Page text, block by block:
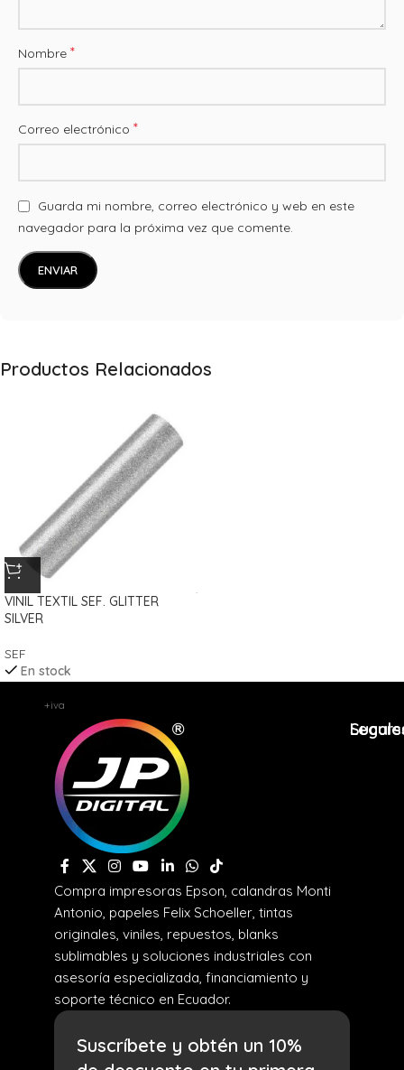
Nombre *
Correo electrónico *
Guarda mi nombre, correo electrónico y web en este
navegador para la próxima vez que comente.
Productos Relacionados
VINIL TEXTIL SEF. GLITTER
SILVER
SEF
En stock
+iva
Compra impresoras Epson, calandras Monti
Antonio, papeles Felix Schoeller, tintas
originales, viniles, repuestos, blanks
sublimables y soluciones industriales con
asesoría especializada, financiamiento y
soporte técnico en Ecuador.
Suscríbete y obtén un 10%